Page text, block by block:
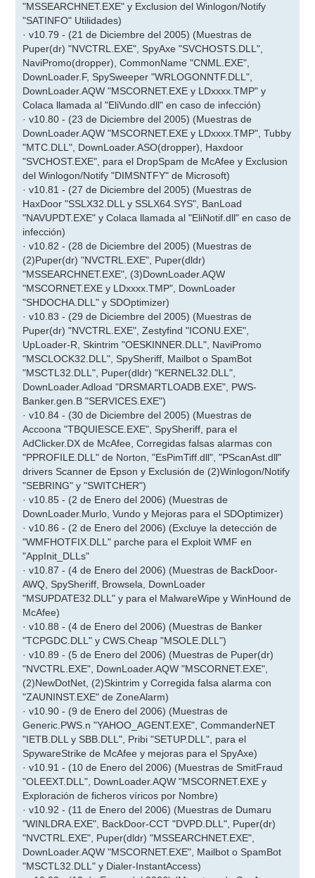
"MSSEARCHNET.EXE" y Exclusion del Winlogon/Notify
"SATINFO" Utilidades)
· v10.79 - (21 de Diciembre del 2005) (Muestras de
Puper(dr) "NVCTRL.EXE", SpyAxe "SVCHOSTS.DLL",
NaviPromo(dropper), CommonName "CNML.EXE",
DownLoader.F, SpySweeper "WRLOGONNTF.DLL",
DownLoader.AQW "MSCORNET.EXE y LDxxxx.TMP" y
Colaca llamada al "EliVundo.dll" en caso de infección)
· v10.80 - (23 de Diciembre del 2005) (Muestras de
DownLoader.AQW "MSCORNET.EXE y LDxxxx.TMP", Tubby
"MTC.DLL", DownLoader.ASO(dropper), Haxdoor
"SVCHOST.EXE", para el DropSpam de McAfee y Exclusion
del Winlogon/Notify "DIMSNTFY" de Microsoft)
· v10.81 - (27 de Diciembre del 2005) (Muestras de
HaxDoor "SSLX32.DLL y SSLX64.SYS", BanLoad
"NAVUPDT.EXE" y Colaca llamada al "EliNotif.dll" en caso de
infección)
· v10.82 - (28 de Diciembre del 2005) (Muestras de
(2)Puper(dr) "NVCTRL.EXE", Puper(dldr)
"MSSEARCHNET.EXE", (3)DownLoader.AQW
"MSCORNET.EXE y LDxxxx.TMP", DownLoader
"SHDOCHA.DLL" y SDOptimizer)
· v10.83 - (29 de Diciembre del 2005) (Muestras de
Puper(dr) "NVCTRL.EXE", Zestyfind "ICONU.EXE",
UpLoader-R, Skintrim "OESKINNER.DLL", NaviPromo
"MSCLOCK32.DLL", SpySheriff, Mailbot o SpamBot
"MSCTL32.DLL", Puper(dldr) "KERNEL32.DLL",
DownLoader.Adload "DRSMARTLOADB.EXE", PWS-
Banker.gen.B "SERVICES.EXE")
· v10.84 - (30 de Diciembre del 2005) (Muestras de
Accoona "TBQUIESCE.EXE", SpySheriff, para el
AdClicker.DX de McAfee, Corregidas falsas alarmas con
"PPROFILE.DLL" de Norton, "EsPimTiff.dll", "PScanAst.dll"
drivers Scanner de Epson y Exclusión de (2)Winlogon/Notify
"SEBRING" y "SWITCHER")
· v10.85 - (2 de Enero del 2006) (Muestras de
DownLoader.Murlo, Vundo y Mejoras para el SDOptimizer)
· v10.86 - (2 de Enero del 2006) (Excluye la detección de
"WMFHOTFIX.DLL" parche para el Exploit WMF en
"AppInit_DLLs"
· v10.87 - (4 de Enero del 2006) (Muestras de BackDoor-
AWQ, SpySheriff, Browsela, DownLoader
"MSUPDATE32.DLL" y para el MalwareWipe y WinHound de
McAfee)
· v10.88 - (4 de Enero del 2006) (Muestras de Banker
"TCPGDC.DLL" y CWS.Cheap "MSOLE.DLL")
· v10.89 - (5 de Enero del 2006) (Muestras de Puper(dr)
"NVCTRL.EXE", DownLoader.AQW "MSCORNET.EXE",
(2)NewDotNet, (2)Skintrim y Corregida falsa alarma con
"ZAUNINST.EXE" de ZoneAlarm)
· v10.90 - (9 de Enero del 2006) (Muestras de
Generic.PWS.n "YAHOO_AGENT.EXE", CommanderNET
"IETB.DLL y SBB.DLL", Pribi "SETUP.DLL", para el
SpywareStrike de McAfee y mejoras para el SpyAxe)
· v10.91 - (10 de Enero del 2006) (Muestras de SmitFraud
"OLEEXT.DLL", DownLoader.AQW "MSCORNET.EXE y
Exploración de ficheros víricos por Nombre)
· v10.92 - (11 de Enero del 2006) (Muestras de Dumaru
"WINLDRA.EXE", BackDoor-CCT "DVPD.DLL", Puper(dr)
"NVCTRL.EXE", Puper(dldr) "MSSEARCHNET.EXE",
DownLoader.AQW "MSCORNET.EXE", Mailbot o SpamBot
"MSCTL32.DLL" y Dialer-InstantAccess)